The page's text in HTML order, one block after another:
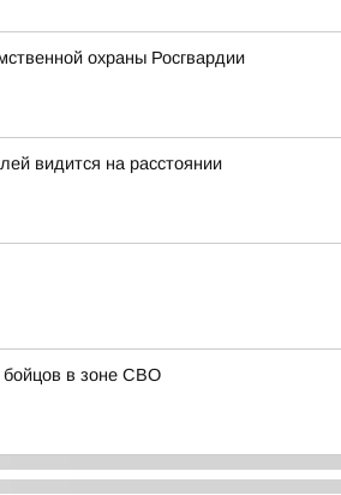
охраны Росгвардии
видится на расстоянии
в зоне СВО